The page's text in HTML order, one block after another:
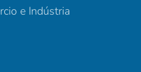
e Indústria